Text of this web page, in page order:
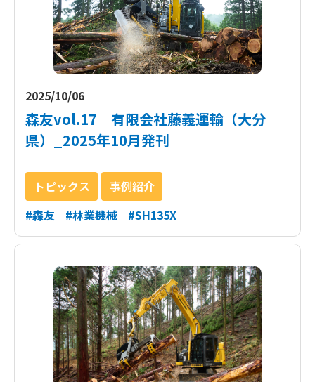
2025/10/06
森友vol.17 有限会社藤義運輸（大分
県）_2025年10月発刊
トピックス
事例紹介
#森友
#林業機械 #SH135X